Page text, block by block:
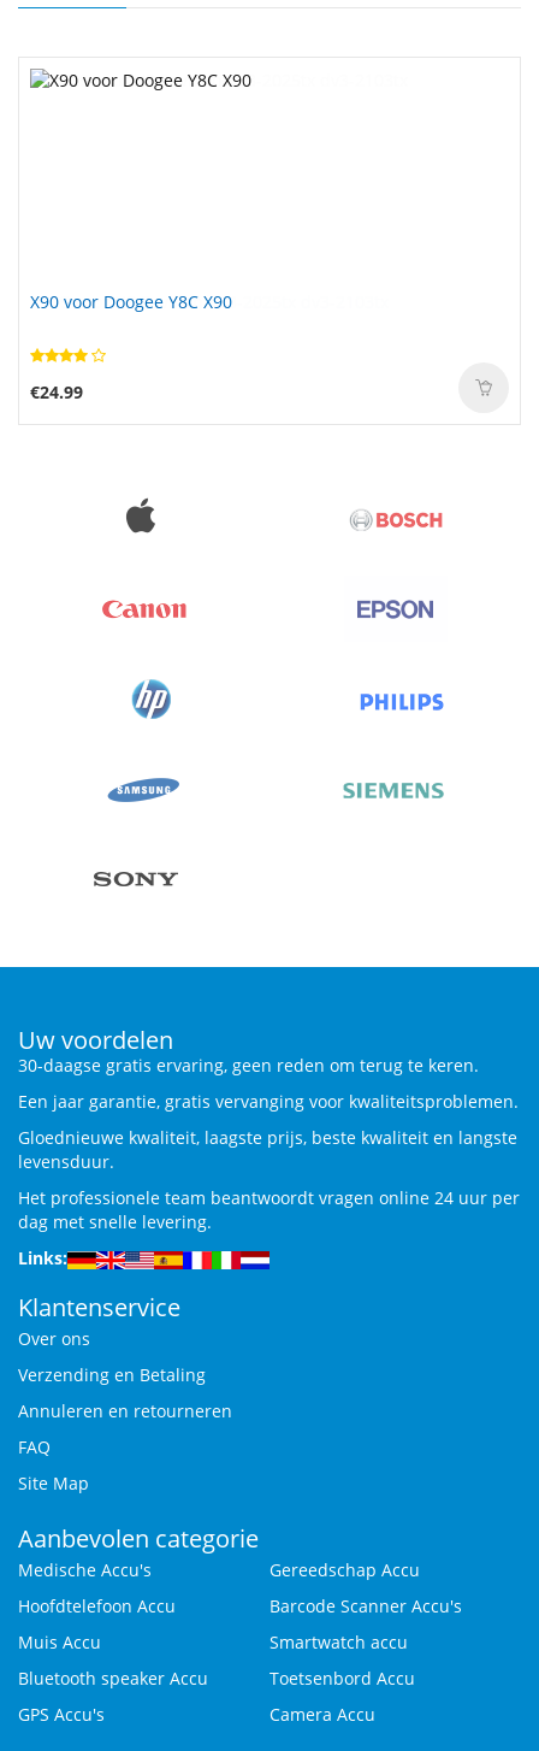
X90 voor Doogee Y8C X90
€24.99
Uw voordelen
30-daagse gratis ervaring, geen reden om terug te keren.
Een jaar garantie, gratis vervanging voor kwaliteitsproblemen.
Gloednieuwe kwaliteit, laagste prijs, beste kwaliteit en langste
levensduur.
Het professionele team beantwoordt vragen online 24 uur per
dag met snelle levering.
Links:
Klantenservice
Over ons
Verzending en Betaling
Annuleren en retourneren
FAQ
Site Map
Aanbevolen categorie
Medische Accu's
Gereedschap Accu
Hoofdtelefoon Accu
Barcode Scanner Accu's
Muis Accu
Smartwatch accu
Bluetooth speaker Accu
Toetsenbord Accu
GPS Accu's
Camera Accu